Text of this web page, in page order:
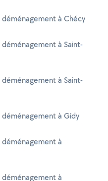
à Chécy
à Saint-
à Saint-
à Gidy
à
à